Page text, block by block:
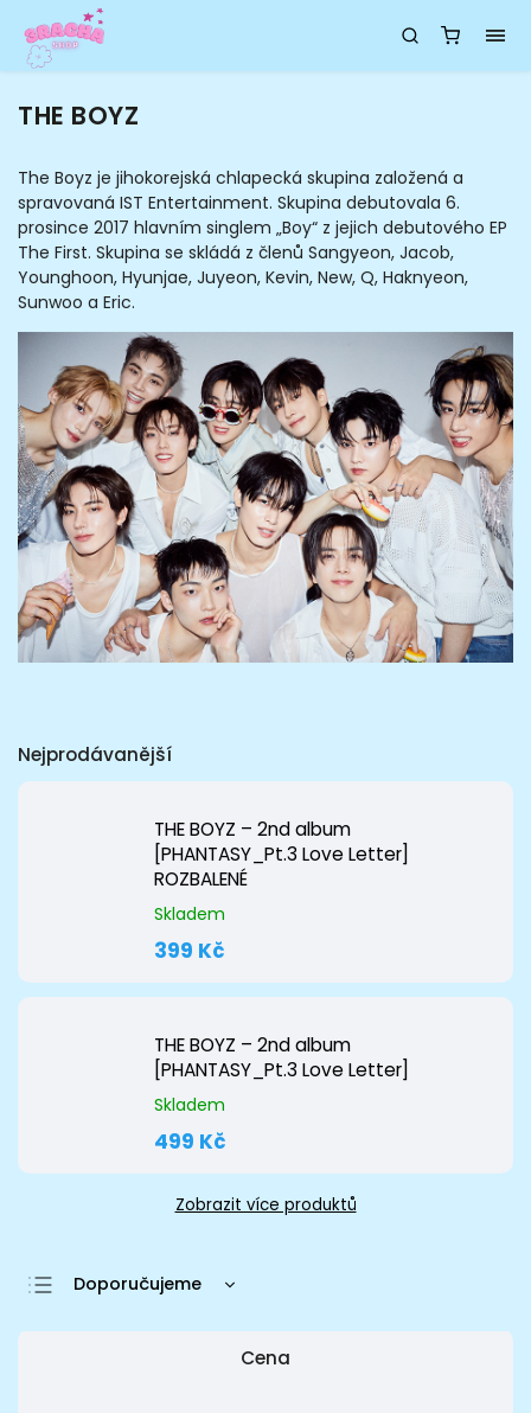
THE BOYZ
The Boyz je jihokorejská chlapecká skupina založená a
spravovaná IST Entertainment. Skupina debutovala 6.
prosince 2017 hlavním singlem „Boy“ z jejich debutového EP
The First. Skupina se skládá z členů Sangyeon, Jacob,
Younghoon, Hyunjae, Juyeon, Kevin, New, Q, Haknyeon,
Sunwoo a Eric.
Nejprodávanější
THE BOYZ – 2nd album
[PHANTASY_Pt.3 Love Letter]
ROZBALENÉ
Skladem
399 Kč
THE BOYZ – 2nd album
[PHANTASY_Pt.3 Love Letter]
Skladem
499 Kč
Zobrazit více produktů
Doporučujeme
Cena